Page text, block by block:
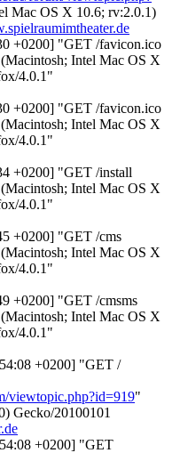
Mac OS X 10.6; rv:2.0.1)
+0200] "GET /favicon.ico
Intel Mac OS X
4.0.1"
+0200] "GET /favicon.ico
Intel Mac OS X
4.0.1"
+0200] "GET /install
Intel Mac OS X
4.0.1"
+0200] "GET /cms
Intel Mac OS X
4.0.1"
+0200] "GET /cmsms
Intel Mac OS X
4.0.1"
+0200] "GET /
viewtopic.php?id=919"
Gecko/20100101
+0200] "GET